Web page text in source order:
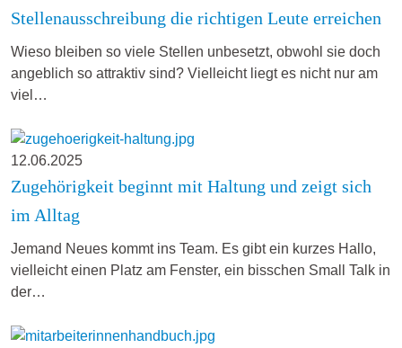
Stellenausschreibung die richtigen Leute erreichen
Wieso bleiben so viele Stellen unbesetzt, obwohl sie doch
angeblich so attraktiv sind? Vielleicht liegt es nicht nur am
viel…
12.06.2025
Zugehörigkeit beginnt mit Haltung und zeigt sich
im Alltag
Jemand Neues kommt ins Team. Es gibt ein kurzes Hallo,
vielleicht einen Platz am Fenster, ein bisschen Small Talk in
der…